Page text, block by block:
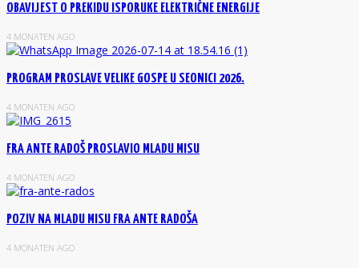
OBAVIJEST O PREKIDU ISPORUKE ELEKTRIČNE ENERGIJE
4 MONATEN AGO
PROGRAM PROSLAVE VELIKE GOSPE U SEONICI 2026.
4 MONATEN AGO
FRA ANTE RADOŠ PROSLAVIO MLADU MISU
4 MONATEN AGO
POZIV NA MLADU MISU FRA ANTE RADOŠA
4 MONATEN AGO